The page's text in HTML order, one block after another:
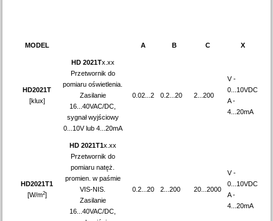
MODEL A B C X
HD2021T
[klux]
HD 2021Tx.xx
Przetwornik do
pomiaru oświetlenia.
Zasilanie
16...40VAC/DC,
sygnał wyjściowy
0...10V lub 4...20mA
0.02...2 0.2...20 2...200
V -
0...10VDC
A -
4...20mA
HD2021T1
[W/m2]
HD 2021T1x.xx
Przetwornik do
pomiaru natęż.
promien. w paśmie
VIS-NIS.
Zasilanie
16...40VAC/DC,
0.2...20 2...200 20...2000
V -
0...10VDC
A -
4...20mA